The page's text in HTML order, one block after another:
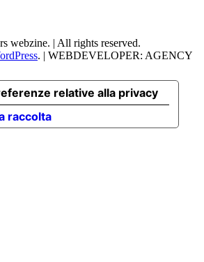
webzine. | All rights reserved.
. | WEBDEVELOPER: AGENCY
raccolta
relative alla privacy